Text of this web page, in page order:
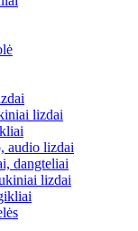
lizdai
audio lizdai
dangteliai
lizdai